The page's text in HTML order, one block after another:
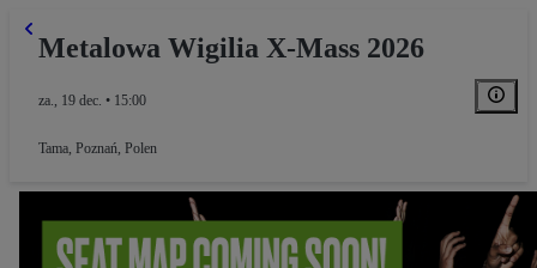
Metalowa Wigilia X-Mass 2026
za., 19 dec. • 15:00
Tama, Poznań, Polen